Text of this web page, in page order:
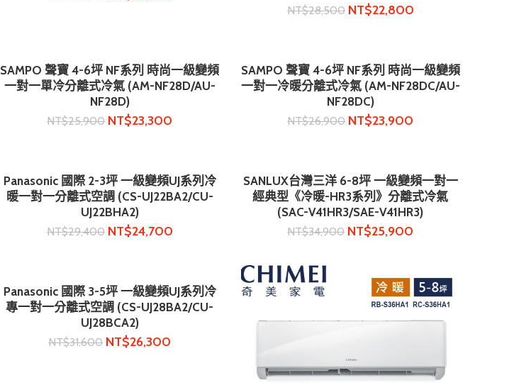
NT$28,500 NT$22,800
加入購物車
SAMPO 聲寶 4-6坪 NF系列 時尚一級變頻
一對一單冷分離式冷氣 (AM-NF28D/AU-
NF28D)
NT$25,900 NT$23,300
加入購物車
SAMPO 聲寶 4-6坪 NF系列 時尚一級變頻
一對一冷暖分離式冷氣 (AM-NF28DC/AU-
NF28DC)
NT$26,900 NT$23,900
加入購物車
Panasonic 國際 2-3坪 一級變頻UJ系列冷
暖一對一分離式空調 (CS-UJ22BA2/CU-
UJ22BHA2)
NT$29,400 NT$24,700
加入購物車
SANLUX台灣三洋 6-8坪 一級變頻一對一
經典型《冷暖-HR3系列》分離式冷氣
(SAC-V41HR3/SAE-V41HR3)
NT$34,900 NT$25,900
加入購物車
Panasonic 國際 3-5坪 一級變頻UJ系列冷
專一對一分離式空調 (CS-UJ28BA2/CU-
UJ28BCA2)
NT$31,600 NT$26,300